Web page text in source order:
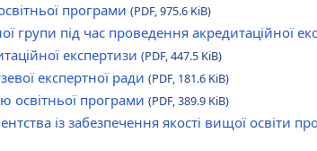
програми (PDF, 975.6 KiB)
групи під час проведення акредитаційної
експертизи (PDF, 447.5 KiB)
експертної ради (PDF, 181.6 KiB)
освітньої програми (PDF, 389.9 KiB)
із забезпечення якості вищої освіти